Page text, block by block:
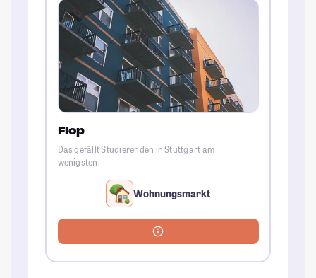
Flop
Das gefällt Studierenden in Stuttgart am
wenigsten:
Wohnungsmarkt